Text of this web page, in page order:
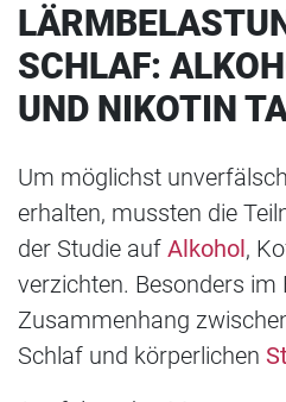
SCHLAF:
UND NIKOTIN
Um möglichst
erhalten, mussten die
der Studie auf Alkohol,
verzichten. Besonders
Zusammenhang
Schlaf und körperlichen